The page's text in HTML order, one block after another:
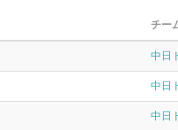
チー
中日
中日
中日